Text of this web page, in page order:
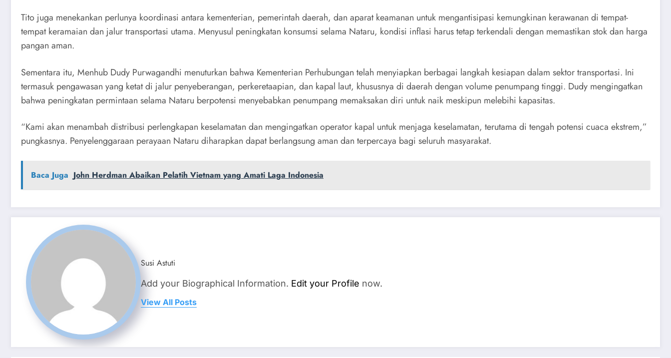
Tito juga menekankan perlunya koordinasi antara kementerian, pemerintah daerah, dan aparat keamanan untuk mengantisipasi kemungkinan kerawanan di tempat-
tempat keramaian dan jalur transportasi utama. Menyusul peningkatan konsumsi selama Nataru, kondisi inflasi harus tetap terkendali dengan memastikan stok dan harga
pangan aman.
Sementara itu, Menhub Dudy Purwagandhi menuturkan bahwa Kementerian Perhubungan telah menyiapkan berbagai langkah kesiapan dalam sektor transportasi. Ini
termasuk pengawasan yang ketat di jalur penyeberangan, perkeretaapian, dan kapal laut, khususnya di daerah dengan volume penumpang tinggi. Dudy mengingatkan
bahwa peningkatan permintaan selama Nataru berpotensi menyebabkan penumpang memaksakan diri untuk naik meskipun melebihi kapasitas.
“Kami akan menambah distribusi perlengkapan keselamatan dan mengingatkan operator kapal untuk menjaga keselamatan, terutama di tengah potensi cuaca ekstrem,”
pungkasnya. Penyelenggaraan perayaan Nataru diharapkan dapat berlangsung aman dan terpercaya bagi seluruh masyarakat.
Baca Juga John Herdman Abaikan Pelatih Vietnam yang Amati Laga Indonesia
Susi Astuti
Add your Biographical Information. Edit your Profile now.
View All Posts